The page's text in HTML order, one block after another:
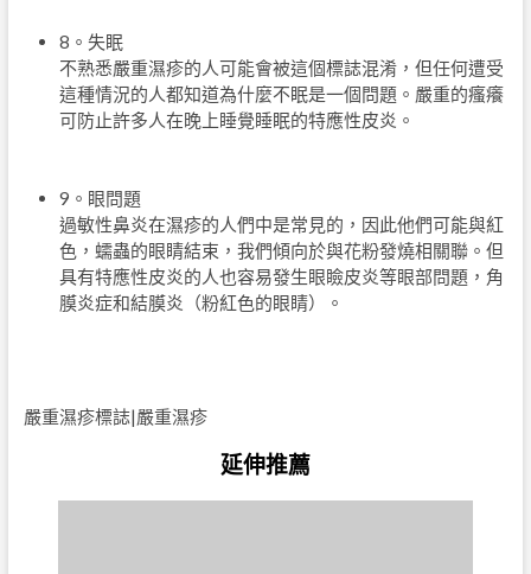
8。失眠
不熟悉嚴重濕疹的人可能會被這個標誌混淆，但任何遭受
這種情況的人都知道為什麼不眠是一個問題。嚴重的瘙癢
可防止許多人在晚上睡覺睡眠的特應性皮炎。
9。眼問題
過敏性鼻炎在濕疹的人們中是常見的，因此他們可能與紅
色，蠕蟲的眼睛結束，我們傾向於與花粉發燒相關聯。但
具有特應性皮炎的人也容易發生眼瞼皮炎等眼部問題，角
膜炎症和結膜炎（粉紅色的眼睛）。
嚴重濕疹標誌|嚴重濕疹
延伸推薦